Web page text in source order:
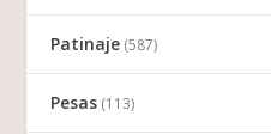
Patinaje (587)
Pesas (113)